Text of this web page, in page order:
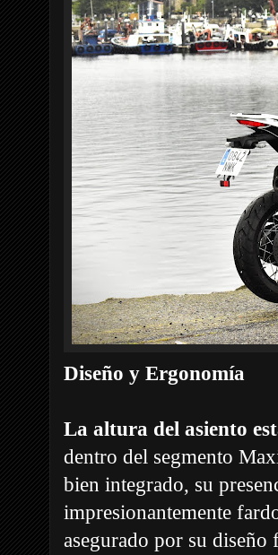
Diseño y Ergonomía
La altura del asiento
dentro del segmento
bien integrado, su
impresionantemente
asegurado por su